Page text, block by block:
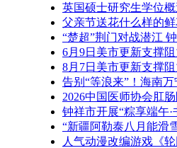
英国硕士研究生学位概
父亲节送花什么样的
“楚超”荆门对战潜江
6月9日美市更新支撑
8月7日美市更新支撑
告别“等浪来”！海南
2026中国医师协会肛
钟祥市开展“粽享端午
“新疆阿勒泰八月能滑
人气动漫改编游戏《